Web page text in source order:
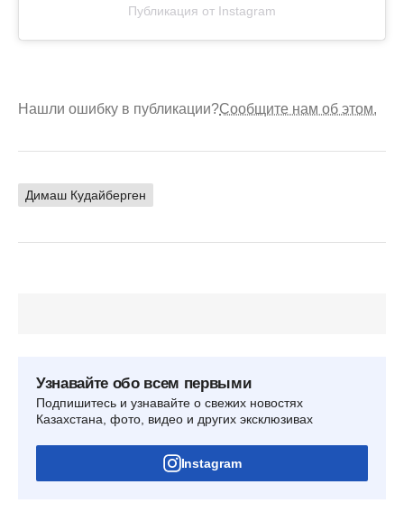
Публикация от Instagram
Нашли ошибку в публикации?Сообщите нам об этом.
Димаш Кудайберген
Узнавайте обо всем первыми
Подпишитесь и узнавайте о свежих новостях
Казахстана, фото, видео и других эксклюзивах
Instagram